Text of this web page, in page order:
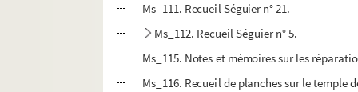
Ms_111. Recueil Séguier n° 21.
Ms_112. Recueil Séguier n° 5.
Ms_115. Notes et mémoires sur les
Ms_116. Recueil de planches sur le temple